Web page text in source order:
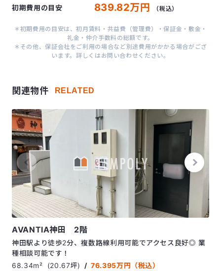
初期費用の目安 839.82万円 （税込）
＊初期費用の目安は、初月賃料・共益費（管理費）・保証金・敷金・
礼金・仲介手数料の総額です。
＊その他、保証会社をご利用の場合など別途費用がかかる場合がござ
います。詳しくはお問い合わせください。
関連物件 RELATED
AVANTIA神田 2階
神田駅より徒歩2分、複数路線利用可能でアクセス良好◎ 業
種相談可能です！
68.34m²
(20.67坪) /76.395万円（税込）